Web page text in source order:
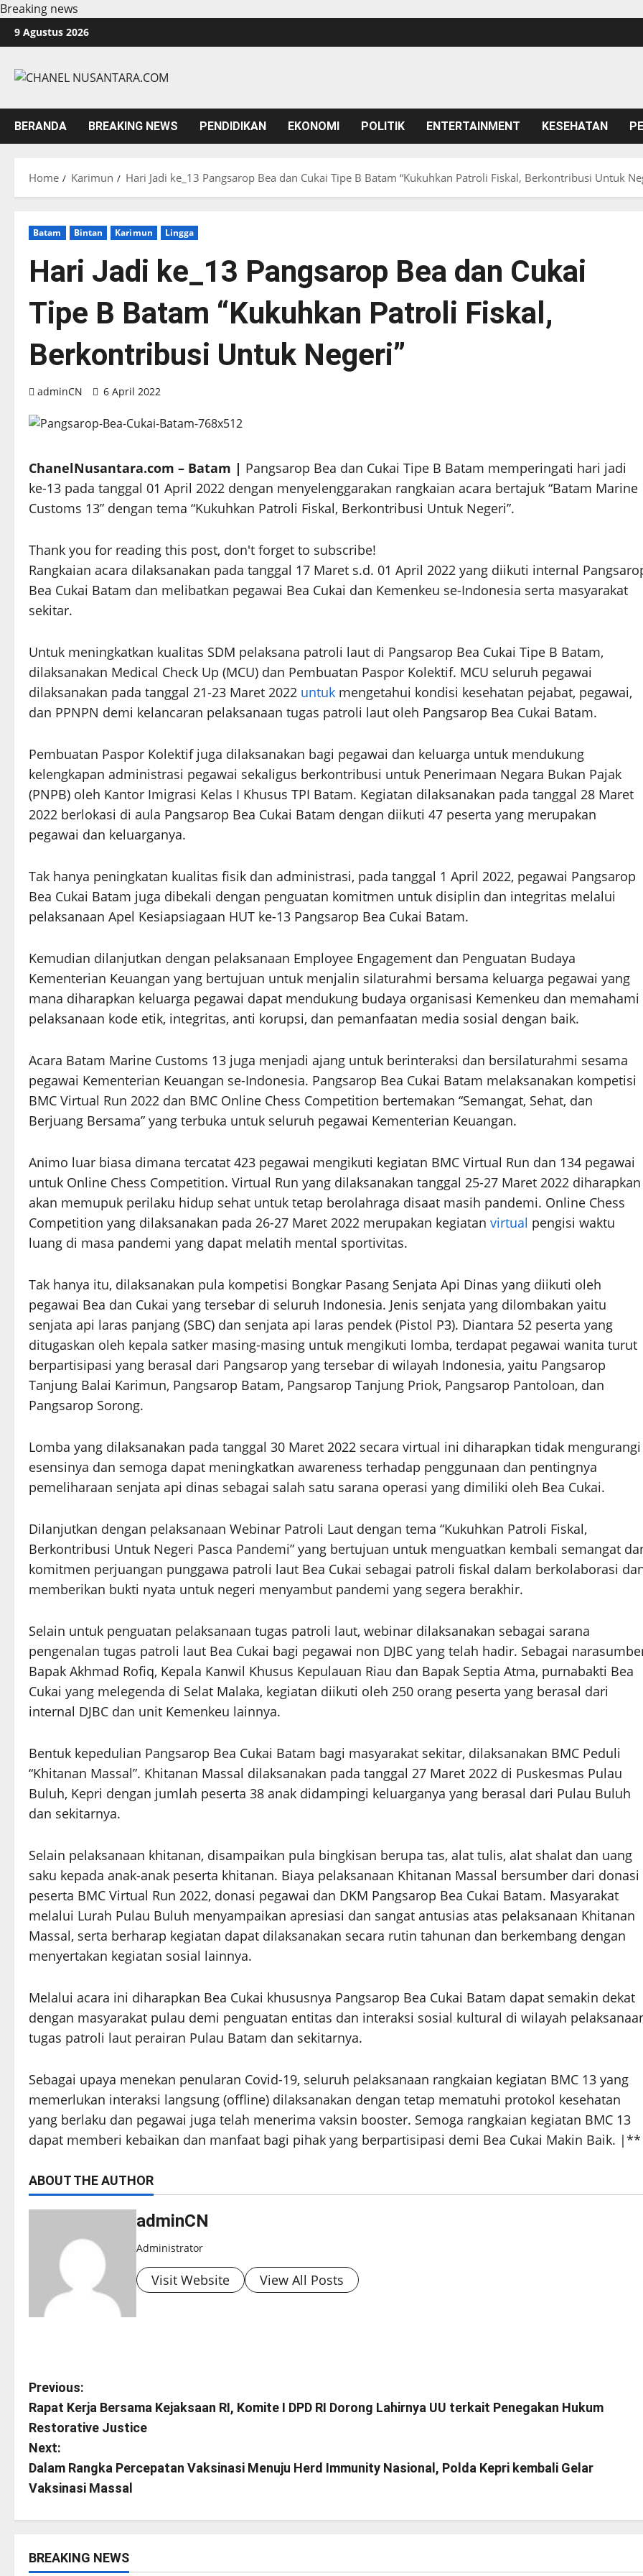
Breaking news
Skip
to
9 Agustus 2026
BERANDA BREAKING NEWS PENDIDIKAN EKONOMI POLITIK ENTERTAINMENT KESEHATAN
Home Karimun Hari Jadi ke_13 Pangsarop Bea dan Cukai Tipe B Batam “Kukuhkan Patroli Fiskal, Berkontribusi Untuk
Batam Bintan Karimun Lingga
Hari Jadi ke_13 Pangsarop Bea dan Cukai
Tipe B Batam “Kukuhkan Patroli Fiskal,
Berkontribusi Untuk Negeri”
adminCN 6 April 2022
ChanelNusantara.com – Batam | Pangsarop Bea dan Cukai Tipe B Batam memperingati hari jadi
ke-13 pada tanggal 01 April 2022 dengan menyelenggarakan rangkaian acara bertajuk “Batam Marine
Customs 13” dengan tema “Kukuhkan Patroli Fiskal, Berkontribusi Untuk Negeri”.
Thank you for reading this post, don't forget to subscribe!
Rangkaian acara dilaksanakan pada tanggal 17 Maret s.d. 01 April 2022 yang diikuti internal
Bea Cukai Batam dan melibatkan pegawai Bea Cukai dan Kemenkeu se-Indonesia serta masyarakat
sekitar.
Untuk meningkatkan kualitas SDM pelaksana patroli laut di Pangsarop Bea Cukai Tipe B Batam,
dilaksanakan Medical Check Up (MCU) dan Pembuatan Paspor Kolektif. MCU seluruh pegawai
dilaksanakan pada tanggal 21-23 Maret 2022 untuk mengetahui kondisi kesehatan pejabat, pegawai,
dan PPNPN demi kelancaran pelaksanaan tugas patroli laut oleh Pangsarop Bea Cukai Batam.
Pembuatan Paspor Kolektif juga dilaksanakan bagi pegawai dan keluarga untuk mendukung
kelengkapan administrasi pegawai sekaligus berkontribusi untuk Penerimaan Negara Bukan Pajak
(PNPB) oleh Kantor Imigrasi Kelas I Khusus TPI Batam. Kegiatan dilaksanakan pada tanggal 28 Maret
2022 berlokasi di aula Pangsarop Bea Cukai Batam dengan diikuti 47 peserta yang merupakan
pegawai dan keluarganya.
Tak hanya peningkatan kualitas fisik dan administrasi, pada tanggal 1 April 2022, pegawai Pangsarop
Bea Cukai Batam juga dibekali dengan penguatan komitmen untuk disiplin dan integritas melalui
pelaksanaan Apel Kesiapsiagaan HUT ke-13 Pangsarop Bea Cukai Batam.
Kemudian dilanjutkan dengan pelaksanaan Employee Engagement dan Penguatan Budaya
Kementerian Keuangan yang bertujuan untuk menjalin silaturahmi bersama keluarga pegawai yang
mana diharapkan keluarga pegawai dapat mendukung budaya organisasi Kemenkeu dan memahami
pelaksanaan kode etik, integritas, anti korupsi, dan pemanfaatan media sosial dengan baik.
Acara Batam Marine Customs 13 juga menjadi ajang untuk berinteraksi dan bersilaturahmi sesama
pegawai Kementerian Keuangan se-Indonesia. Pangsarop Bea Cukai Batam melaksanakan kompetisi
BMC Virtual Run 2022 dan BMC Online Chess Competition bertemakan “Semangat, Sehat, dan
Berjuang Bersama” yang terbuka untuk seluruh pegawai Kementerian Keuangan.
Animo luar biasa dimana tercatat 423 pegawai mengikuti kegiatan BMC Virtual Run dan 134 pegawai
untuk Online Chess Competition. Virtual Run yang dilaksanakan tanggal 25-27 Maret 2022 diharapkan
akan memupuk perilaku hidup sehat untuk tetap berolahraga disaat masih pandemi. Online Chess
Competition yang dilaksanakan pada 26-27 Maret 2022 merupakan kegiatan virtual pengisi waktu
luang di masa pandemi yang dapat melatih mental sportivitas.
Tak hanya itu, dilaksanakan pula kompetisi Bongkar Pasang Senjata Api Dinas yang diikuti oleh
pegawai Bea dan Cukai yang tersebar di seluruh Indonesia. Jenis senjata yang dilombakan yaitu
senjata api laras panjang (SBC) dan senjata api laras pendek (Pistol P3). Diantara 52 peserta yang
ditugaskan oleh kepala satker masing-masing untuk mengikuti lomba, terdapat pegawai wanita turut
berpartisipasi yang berasal dari Pangsarop yang tersebar di wilayah Indonesia, yaitu Pangsarop
Tanjung Balai Karimun, Pangsarop Batam, Pangsarop Tanjung Priok, Pangsarop Pantoloan, dan
Pangsarop Sorong.
Lomba yang dilaksanakan pada tanggal 30 Maret 2022 secara virtual ini diharapkan tidak mengurangi
esensinya dan semoga dapat meningkatkan awareness terhadap penggunaan dan pentingnya
pemeliharaan senjata api dinas sebagai salah satu sarana operasi yang dimiliki oleh Bea Cukai.
Dilanjutkan dengan pelaksanaan Webinar Patroli Laut dengan tema “Kukuhkan Patroli Fiskal,
Berkontribusi Untuk Negeri Pasca Pandemi” yang bertujuan untuk menguatkan kembali semangat
komitmen perjuangan punggawa patroli laut Bea Cukai sebagai patroli fiskal dalam berkolaborasi
memberikan bukti nyata untuk negeri menyambut pandemi yang segera berakhir.
Selain untuk penguatan pelaksanaan tugas patroli laut, webinar dilaksanakan sebagai sarana
pengenalan tugas patroli laut Bea Cukai bagi pegawai non DJBC yang telah hadir. Sebagai
Bapak Akhmad Rofiq, Kepala Kanwil Khusus Kepulauan Riau dan Bapak Septia Atma, purnabakti Bea
Cukai yang melegenda di Selat Malaka, kegiatan diikuti oleh 250 orang peserta yang berasal dari
internal DJBC dan unit Kemenkeu lainnya.
Bentuk kepedulian Pangsarop Bea Cukai Batam bagi masyarakat sekitar, dilaksanakan BMC Peduli
“Khitanan Massal”. Khitanan Massal dilaksanakan pada tanggal 27 Maret 2022 di Puskesmas Pulau
Buluh, Kepri dengan jumlah peserta 38 anak didampingi keluarganya yang berasal dari Pulau Buluh
dan sekitarnya.
Selain pelaksanaan khitanan, disampaikan pula bingkisan berupa tas, alat tulis, alat shalat dan uang
saku kepada anak-anak peserta khitanan. Biaya pelaksanaan Khitanan Massal bersumber dari donasi
peserta BMC Virtual Run 2022, donasi pegawai dan DKM Pangsarop Bea Cukai Batam. Masyarakat
melalui Lurah Pulau Buluh menyampaikan apresiasi dan sangat antusias atas pelaksanaan Khitanan
Massal, serta berharap kegiatan dapat dilaksanakan secara rutin tahunan dan berkembang dengan
menyertakan kegiatan sosial lainnya.
Melalui acara ini diharapkan Bea Cukai khususnya Pangsarop Bea Cukai Batam dapat semakin dekat
dengan masyarakat pulau demi penguatan entitas dan interaksi sosial kultural di wilayah
tugas patroli laut perairan Pulau Batam dan sekitarnya.
Sebagai upaya menekan penularan Covid-19, seluruh pelaksanaan rangkaian kegiatan BMC 13 yang
memerlukan interaksi langsung (offline) dilaksanakan dengan tetap mematuhi protokol kesehatan
yang berlaku dan pegawai juga telah menerima vaksin booster. Semoga rangkaian kegiatan BMC 13
dapat memberi kebaikan dan manfaat bagi pihak yang berpartisipasi demi Bea Cukai Makin Baik. |**
ABOUT THE AUTHOR
adminCN
Administrator
Visit Website View All Posts
P
o
s
t
Previous:
Rapat Kerja Bersama Kejaksaan RI, Komite I DPD RI Dorong Lahirnya UU terkait Penegakan Hukum
Restorative Justice
Next:
Dalam Rangka Percepatan Vaksinasi Menuju Herd Immunity Nasional, Polda Kepri kembali Gelar
Vaksinasi Massal
BREAKING NEWS